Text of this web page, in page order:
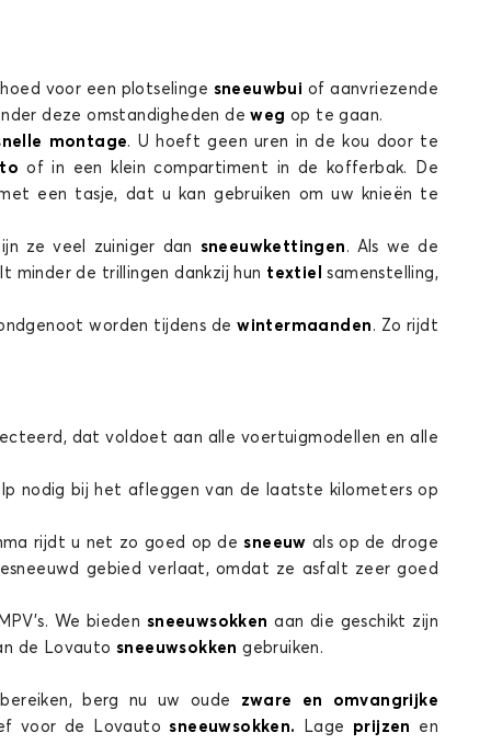
voor een plotselinge sneeuwbui of aanvriezende
deze omstandigheden dewegop te gaan.
montage. U hoeft geen uren in de kou door te
of in een klein compartiment in de kofferbak. De
een tasje, dat u kan gebruiken om uw knieën te
ze veel zuiniger dan sneeuwkettingen . Als we de
minder de trillingen dankzij hun textielsamenstelling,
worden tijdens dewintermaanden . Zo rijdt
dat voldoet aan alle voertuigmodellen en alle
nodig bij het afleggen van de laatste kilometers op
rijdt u net zo goed op desneeuw als op de droge
gebied verlaat, omdat ze asfalt zeer goed
We bieden sneeuwsokken aan die geschikt zijn
de Lovauto sneeuwsokken gebruiken.
berg nu uw oude zware en omvangrijke
voor de Lovauto sneeuwsokken. Lage prijzen en